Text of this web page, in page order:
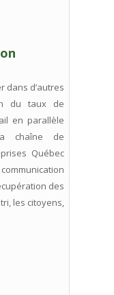
dans d’autres
du taux de
en parallèle
chaîne de
Québec
des
les citoyens,